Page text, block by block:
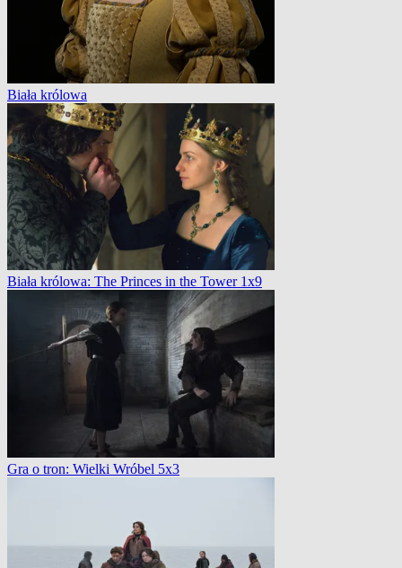
Biała królowa
Biała królowa: The Princes in the Tower 1x9
Gra o tron: Wielki Wróbel 5x3